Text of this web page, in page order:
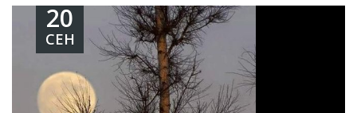
20
СЕН